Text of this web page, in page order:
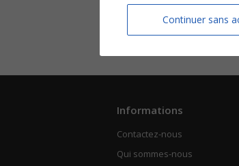
Informations
Contactez-nous
Qui sommes-nous
Continuer sans